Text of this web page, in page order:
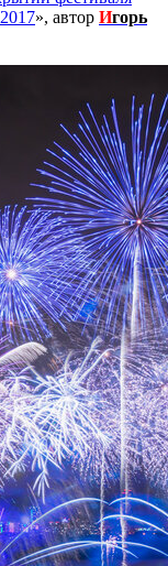
», автор Игорь